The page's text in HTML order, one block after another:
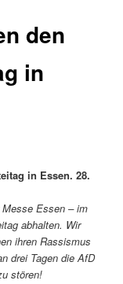
den
in
in Essen. 28.
Essen – im
abhalten. Wir
ihren Rassismus
drei Tagen die AfD
stören!